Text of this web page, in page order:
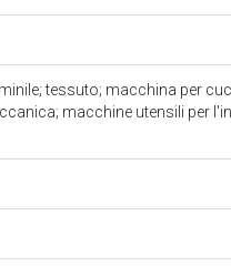
tessuto; macchina per
macchine utensili per